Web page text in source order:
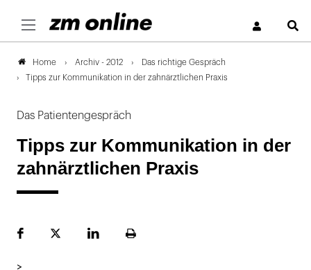
Home Archiv - 2012
Das richtige Gespräch
Tipps zur Kommunikation in der zahnärztlichen Praxis
Das Patientengespräch
Tipps zur Kommunikation in der
zahnärztlichen Praxis
FacebookPlattformLinekdInSeite
>